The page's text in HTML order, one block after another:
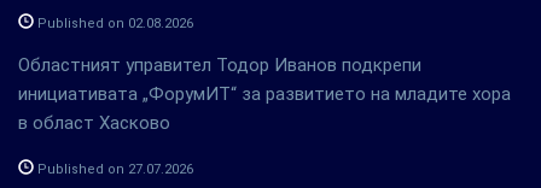
Published on 02.08.2026
Областният управител Тодор Иванов подкрепи
инициативата „ФорумИТ“ за развитието на младите хора
в област Хасково
Published on 27.07.2026